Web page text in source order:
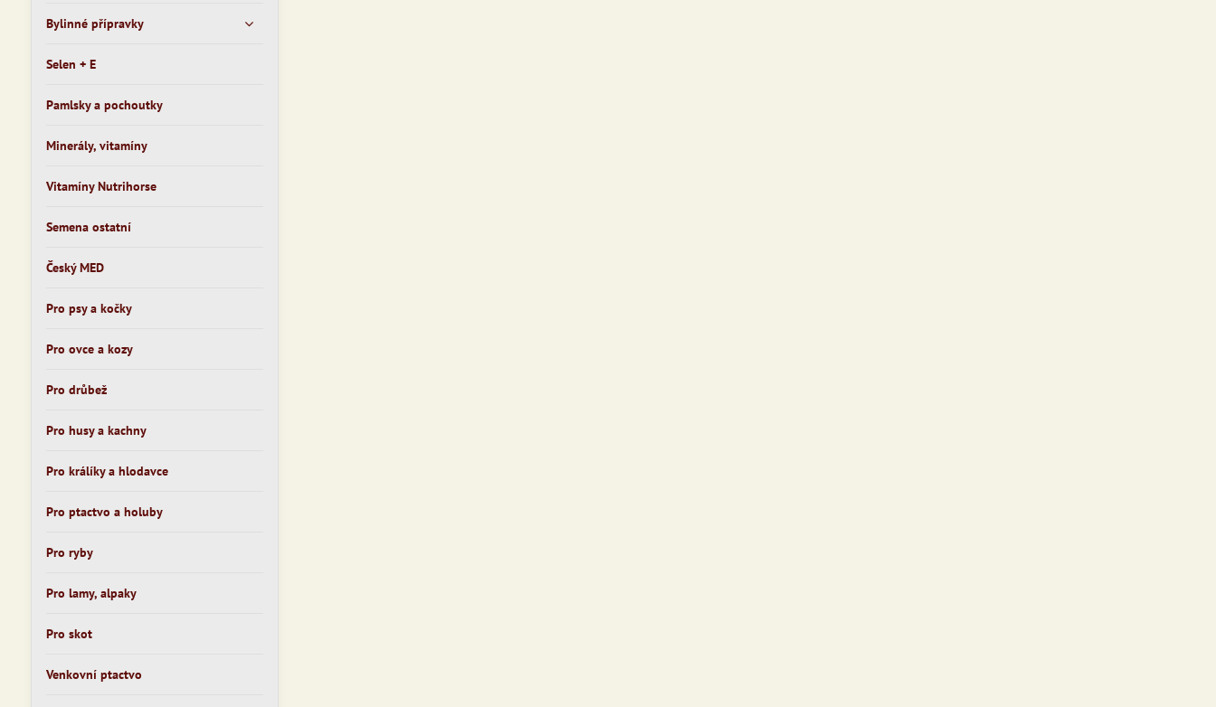
Bylinné přípravky
Selen + E
Pamlsky a pochoutky
Minerály, vitamíny
Vitamíny Nutrihorse
Semena ostatní
Český MED
Pro psy a kočky
Pro ovce a kozy
Pro drůbež
Pro husy a kachny
Pro králíky a hlodavce
Pro ptactvo a holuby
Pro ryby
Pro lamy, alpaky
Pro skot
Venkovní ptactvo